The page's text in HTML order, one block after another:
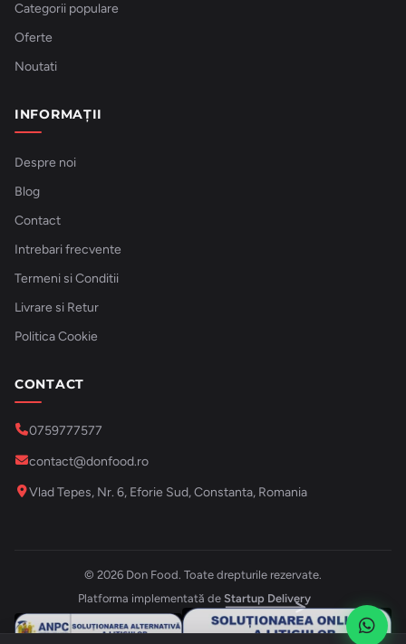
Categorii populare
Oferte
Noutati
INFORMAȚII
Despre noi
Blog
Contact
Intrebari frecvente
Termeni si Conditii
Livrare si Retur
Politica Cookie
CONTACT
0759777577
contact@donfood.ro
Vlad Tepes, Nr. 6, Eforie Sud, Constanta, Romania
© 2026 Don Food. Toate drepturile rezervate.
Platforma implementată de Startup Delivery